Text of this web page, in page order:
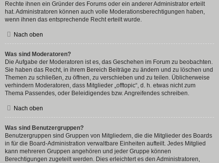
Rechte ihnen ein Gründer des Forums oder ein anderer Administrator erteilt
hat. Administratoren können auch volle Moderationsberechtigungen haben,
wenn ihnen das entsprechende Recht erteilt wurde.
Nach oben
Was sind Moderatoren?
Die Aufgabe der Moderatoren ist es, das Geschehen im Forum zu beobachten.
Sie haben das Recht, in ihrem Bereich Beiträge zu ändern und zu löschen und
Themen zu schließen, zu öffnen, zu verschieben und zu teilen. Üblicherweise
verhindern Moderatoren, dass Mitglieder „offtopic“, d. h. etwas nicht zum
Thema Passendes, oder Beleidigendes bzw. Angreifendes schreiben.
Nach oben
Was sind Benutzergruppen?
Benutzergruppen sind Gruppen von Mitgliedern, die die Mitglieder des Boards
in für die Board-Administration verwaltbare Einheiten aufteilt. Jedes Mitglied
kann mehreren Gruppen angehören und jeder Gruppe können
Berechtigungen zugeteilt werden. Dies erleichtert es den Administratoren,